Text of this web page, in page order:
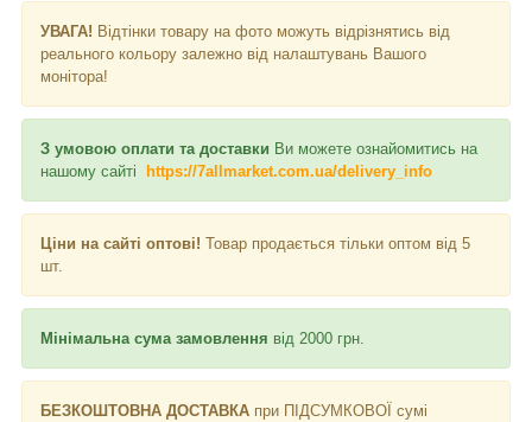
УВАГА! Відтінки товару на фото можуть відрізнятись від
реального кольору залежно від налаштувань Вашого
монітора!
З умовою оплати та доставки Ви можете ознайомитись на
нашому сайті
https://7allmarket.com.ua/delivery_info
Ціни на сайті оптові! Товар продається тільки оптом від 5
шт.
Мінімальна сума замовлення від 2000 грн.
БЕЗКОШТОВНА ДОСТАВКА при ПІДСУМКОВОЇ сумі